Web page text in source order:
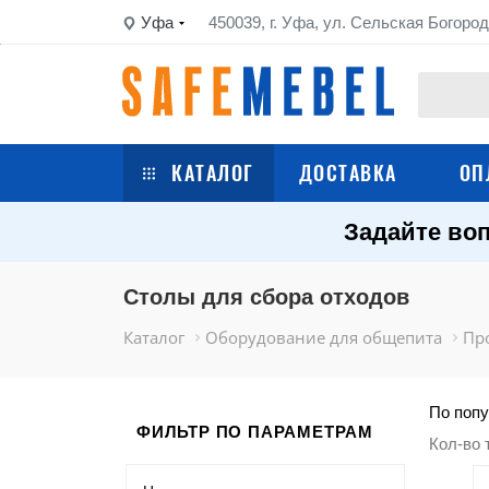
Уфа 450039, г. Уфа, ул. Сельская
КАТАЛОГ
Шкафы металлические
Стеллажи металлические
ДОСТАВКА
Задайте
Столы для сбора отходов
Каталог Оборудование для общепита
ФИЛЬТР ПО ПАРАМЕТРАМ
По
Кол-во